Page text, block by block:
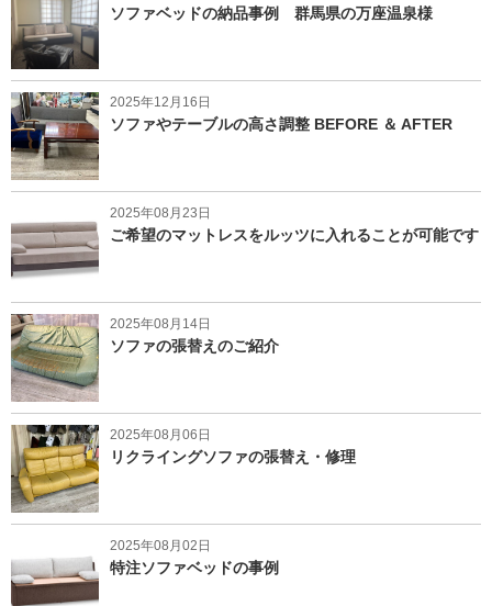
ソファベッドの納品事例 群馬県の万座温泉様
2025年12月16日
ソファやテーブルの高さ調整 BEFORE ＆ AFTER
2025年08月23日
ご希望のマットレスをルッツに入れることが可能です
2025年08月14日
ソファの張替えのご紹介
2025年08月06日
リクライングソファの張替え・修理
2025年08月02日
特注ソファベッドの事例